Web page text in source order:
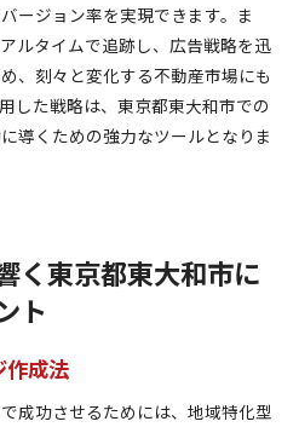
ージョン率を実現できます。ま
ルタイムで追跡し、広告戦略を迅
、刻々と変化する不動産市場にも
した戦略は、東京都東大和市での
導くための強力なツールとなりま
く東京都東大和市に
ト
作成法
成功させるためには、地域特化型